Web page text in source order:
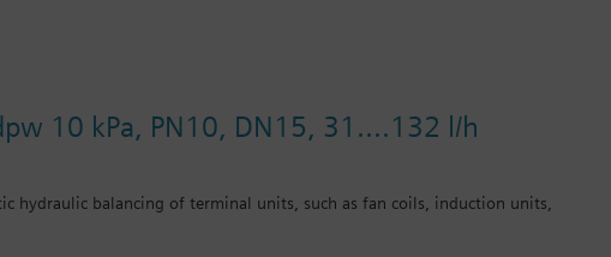
10 kPa, PN10, DN15, 31....132 l/h
balancing of terminal units, such as fan coils, induction units,